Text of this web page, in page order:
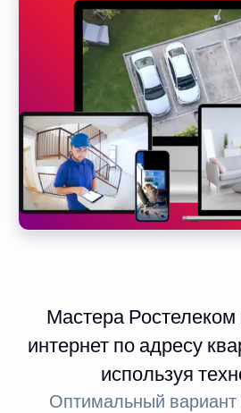
Мастера
интернет по адресу
используя
Оптимальный